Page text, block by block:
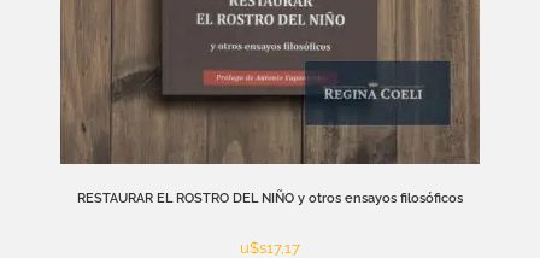
RESTAURAR EL ROSTRO DEL NIÑO y otros ensayos filosóficos
u$s17,17